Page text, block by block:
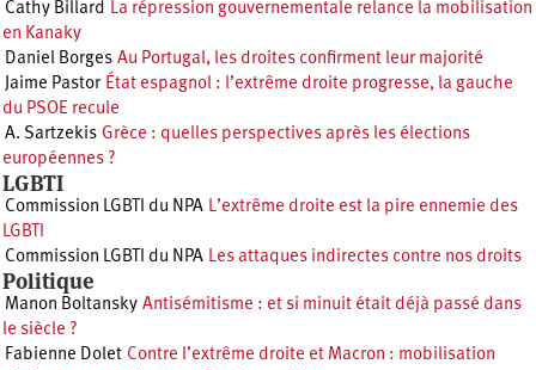
Cathy Billard La répression gouvernementale relance la mobilisation
en Kanaky
Daniel Borges Au Portugal, les droites confirment leur majorité
Jaime Pastor État espagnol : l’extrême droite progresse, la gauche
du PSOE recule
A. Sartzekis Grèce : quelles perspectives après les élections
européennes ?
LGBTI
Commission LGBTI du NPA L’extrême droite est la pire ennemie des
LGBTI
Commission LGBTI du NPA Les attaques indirectes contre nos droits
Politique
Manon Boltansky Antisémitisme : et si minuit était déjà passé dans
le siècle ?
Fabienne Dolet Contre l’extrême droite et Macron : mobilisation